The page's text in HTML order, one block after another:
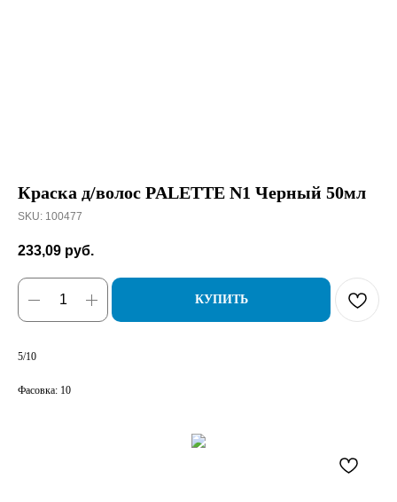
Краска д/волос PALETTE N1 Черный 50мл
SKU: 100477
233,09 руб.
КУПИТЬ
5/10
Фасовка: 10